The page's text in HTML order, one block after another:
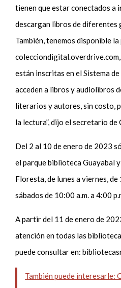
tienen que estar conectados a
descargan libros de diferentes
También, tenemos disponible
colecciondigital.overdrive.com,
están inscritas en el Sistema
acceden a libros y audiolibros
literarios y autores, sin costo,
la lectura”, dijo el secretario
Del 2 al 10 de enero de 2023
el parque biblioteca Guayabal
Floresta, de lunes a viernes, de
sábados de 10:00 a.m. a 4:00
A partir del 11 de enero de
atención en todas las
puede consultar en:
También puede interesarle: